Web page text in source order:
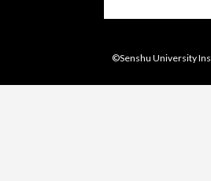
©Senshu University